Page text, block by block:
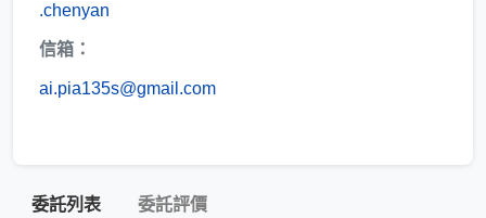
.chenyan
信箱：
ai.pia135s@gmail.com
委託列表 委託評價